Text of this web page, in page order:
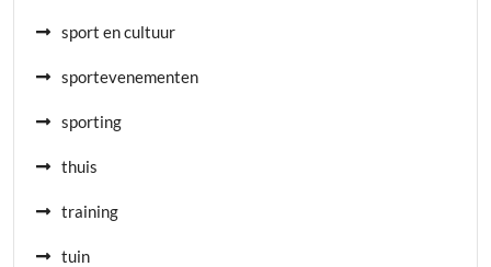
sport en cultuur
sportevenementen
sporting
thuis
training
tuin